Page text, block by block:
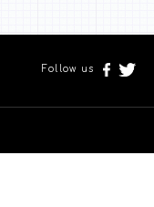
Follow us